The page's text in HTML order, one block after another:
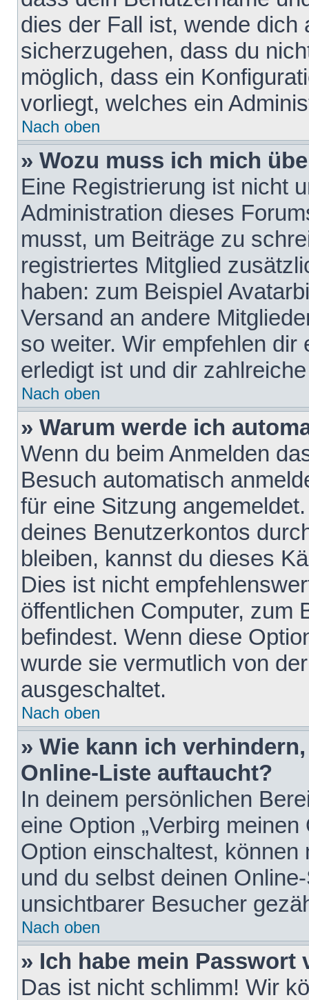
dies der Fall ist, wende dich
sicherzugehen, dass du
möglich, dass ein
vorliegt, welches ein
Nach oben
» Wozu muss ich mich
Eine Registrierung ist nicht
Administration dieses
musst, um Beiträge zu
registriertes Mitglied
haben: zum Beispiel
Versand an andere
so weiter. Wir empfehlen
erledigt ist und dir
Nach oben
» Warum werde ich
Wenn du beim Anmelden
Besuch automatisch
für eine Sitzung
deines Benutzerkontos
bleiben, kannst du dieses
Dies ist nicht
öffentlichen Computer, zum
befindest. Wenn diese
wurde sie vermutlich von
ausgeschaltet.
Nach oben
» Wie kann ich
Online-Liste auftaucht?
In deinem persönlichen
eine Option „Verbirg
Option einschaltest,
und du selbst deinen
unsichtbarer Besucher
Nach oben
» Ich habe mein Passwort
Das ist nicht schlimm! Wir